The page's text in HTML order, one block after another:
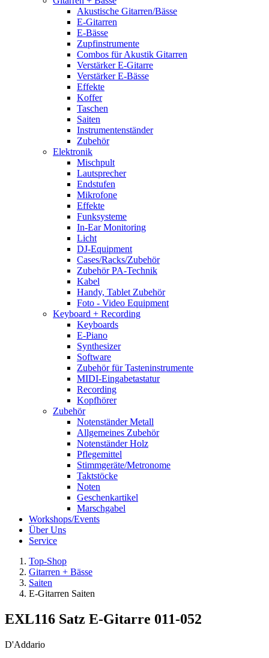
Akustische Gitarren/Bässe
E-Gitarren
E-Bässe
Zupfinstrumente
Combos für Akustik Gitarren
Verstärker E-Gitarre
Verstärker E-Bässe
Effekte
Koffer
Taschen
Saiten
Instrumentenständer
Zubehör
Elektronik
Mischpult
Lautsprecher
Endstufen
Mikrofone
Effekte
Funksysteme
In-Ear Monitoring
Licht
DJ-Equipment
Cases/Racks/Zubehör
Zubehör PA-Technik
Kabel
Handy, Tablet Zubehör
Foto - Video Equipment
Keyboard + Recording
Keyboards
E-Piano
Synthesizer
Software
Zubehör für Tasteninstrumente
MIDI-Eingabetastatur
Recording
Kopfhörer
Zubehör
Notenständer Metall
Allgemeines Zubehör
Notenständer Holz
Pflegemittel
Stimmgeräte/Metronome
Taktstöcke
Noten
Geschenkartikel
Marschgabel
Workshops/Events
Über Uns
Service
Top-Shop
Gitarren + Bässe
Saiten
E-Gitarren Saiten
EXL116 Satz E-Gitarre 011-052
D'Addario